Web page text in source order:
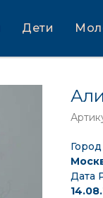
Дети
Город
Дата